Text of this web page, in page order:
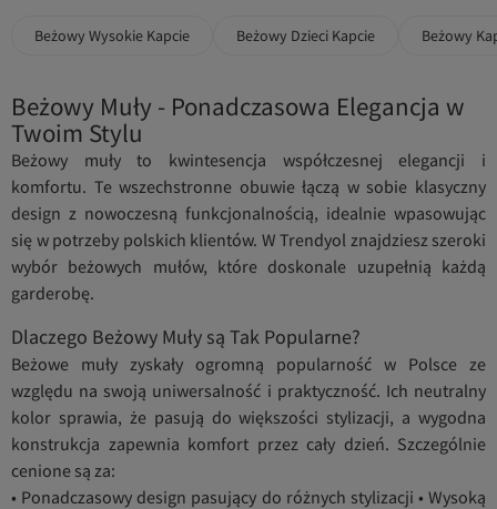
Beżowy Wysokie Kapcie Beżowy Dzieci Kapcie Beżowy
Beżowy Muły - Ponadczasowa Elegancja w
Twoim Stylu
Beżowy muły to kwintesencja współczesnej elegancji i
komfortu. Te wszechstronne obuwie łączą w sobie klasyczny
design z nowoczesną funkcjonalnością, idealnie wpasowując
się w potrzeby polskich klientów. W Trendyol znajdziesz szeroki
wybór beżowych mułów, które doskonale uzupełnią każdą
garderobę.
Dlaczego Beżowy Muły są Tak Popularne?
Beżowe muły zyskały ogromną popularność w Polsce ze
względu na swoją uniwersalność i praktyczność. Ich neutralny
kolor sprawia, że pasują do większości stylizacji, a wygodna
konstrukcja zapewnia komfort przez cały dzień. Szczególnie
cenione są za:
• Ponadczasowy design pasujący do różnych stylizacji • Wysoką